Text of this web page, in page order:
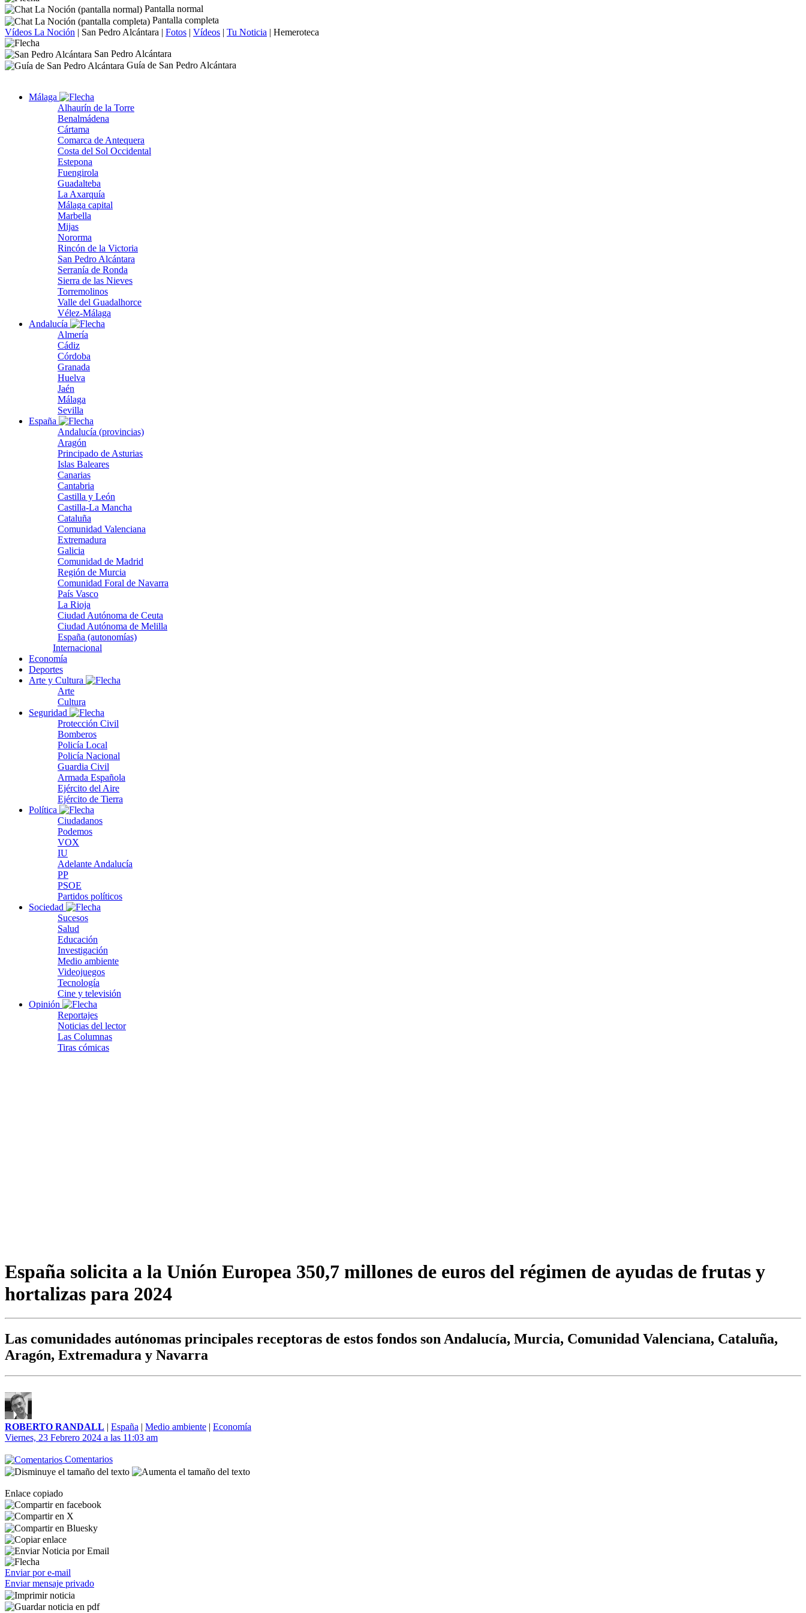
Pantalla normal
Pantalla completa
Vídeos La Noción | San Pedro Alcántara | Fotos | Vídeos | Tu Noticia | Hemeroteca
San Pedro Alcántara
Guía de San Pedro Alcántara
Málaga
Alhaurín de la Torre
Benalmádena
Cártama
Comarca de Antequera
Costa del Sol Occidental
Estepona
Fuengirola
Guadalteba
La Axarquía
Málaga capital
Marbella
Mijas
Nororma
Rincón de la Victoria
San Pedro Alcántara
Serranía de Ronda
Sierra de las Nieves
Torremolinos
Valle del Guadalhorce
Vélez-Málaga
Andalucía
Almería
Cádiz
Córdoba
Granada
Huelva
Jaén
Málaga
Sevilla
España
Andalucía (provincias)
Aragón
Principado de Asturias
Islas Baleares
Canarias
Cantabria
Castilla y León
Castilla-La Mancha
Cataluña
Comunidad Valenciana
Extremadura
Galicia
Comunidad de Madrid
Región de Murcia
Comunidad Foral de Navarra
País Vasco
La Rioja
Ciudad Autónoma de Ceuta
Ciudad Autónoma de Melilla
España (autonomías)
Internacional
Economía
Deportes
Arte y Cultura
Arte
Cultura
Seguridad
Protección Civil
Bomberos
Policía Local
Policía Nacional
Guardia Civil
Armada Española
Ejército del Aire
Ejército de Tierra
Política
Ciudadanos
Podemos
VOX
IU
Adelante Andalucía
PP
PSOE
Partidos políticos
Sociedad
Sucesos
Salud
Educación
Investigación
Medio ambiente
Videojuegos
Tecnología
Cine y televisión
Opinión
Reportajes
Noticias del lector
Las Columnas
Tiras cómicas
España solicita a la Unión Europea 350,7 millones de euros del régimen de ayudas de frutas y
hortalizas para 2024
Las comunidades autónomas principales receptoras de estos fondos son Andalucía, Murcia, Comunidad Valenciana, Cataluña,
Aragón, Extremadura y Navarra
ROBERTO RANDALL | España | Medio ambiente | Economía
Viernes, 23 Febrero 2024 a las 11:03 am
Comentarios
Enlace copiado
Enviar por e-mail
Enviar mensaje privado